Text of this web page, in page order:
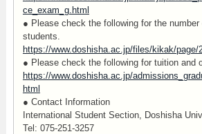
ce_exam_g.html
● Please check the following for the number
students.
https://www.doshisha.ac.jp/files/kikak/page/
● Please check the following for tuition and
https://www.doshisha.ac.jp/
html
● Contact Information
International Student Section, Doshisha
Tel: 075-251-3257